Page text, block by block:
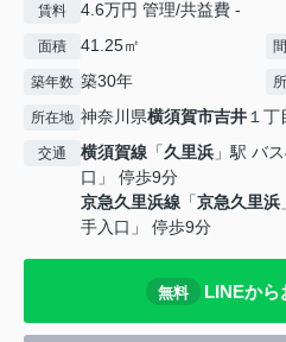
賃料 4.6万円 管理/共益費 -
面積 41.25㎡
築年数 築30年
所在地 神奈川県横須賀市吉井１丁
交通 横須賀線 「久里浜 」駅 バ
口」 停歩9分
京急久里浜線 「京急久里浜
手入口」 停歩9分
無料 LINEから